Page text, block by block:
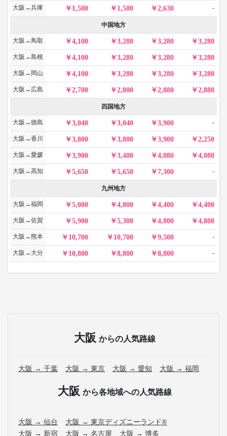
大阪→兵庫 1,500 1,500 2,630 -
中国地方
大阪→鳥取 4,100 3,280 3,280 3,280
大阪→島根 4,100 3,280 3,280 3,280
大阪→岡山 4,100 3,280 3,280 3,280
大阪→広島 2,700 2,800 2,880 2,880
四国地方
大阪→徳島 3,040 3,040 3,900 -
大阪→香川 3,800 3,800 3,900 2,250
大阪→愛媛 3,900 3,400 4,080 4,080
大阪→高知 5,650 5,650 7,300 -
九州地方
大阪→福岡 5,000 4,800 4,400 4,400
大阪→佐賀 5,900 5,300 4,800 4,800
大阪→熊本 10,700 10,700 9,500 -
大阪→大分 10,800 8,800 8,800 -
大阪 からの人気路線
大阪 → 千葉 大阪 → 東京 大阪 → 愛知 大阪 → 福岡
大阪 から各地域への人気路線
大阪 → 仙台
大阪 → 東京ディズニーランド®
大阪 → 新宿
大阪 → 名古屋 大阪 → 博多